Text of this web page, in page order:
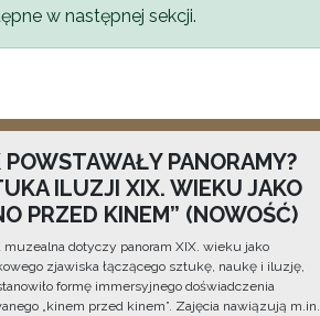
w następnej sekcji.
POWSTAWAŁY PANORAMY?
ILUZJI XIX. WIEKU JAKO
PRZED KINEM” (NOWOŚĆ)
muzealna dotyczy panoram XIX. wieku jako
zjawiska łączącego sztukę, naukę i iluzję,
formę immersyjnego doświadczenia
„kinem przed kinem”. Zajęcia nawiązują m.in.